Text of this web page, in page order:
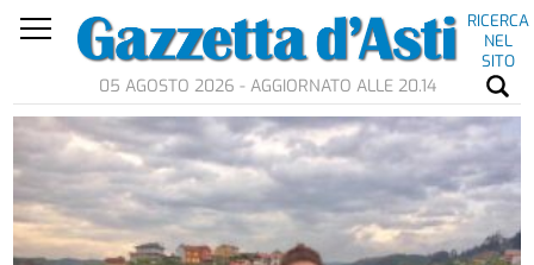
RICERCA
NEL
SITO
05 AGOSTO 2026 - AGGIORNATO ALLE 20.14